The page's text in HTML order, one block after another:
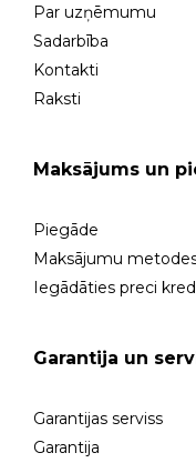
Par uzņēmumu
Sadarbība
Kontakti
Raksti
Maksājums un
Piegāde
Maksājumu
Iegādāties preci
Garantija un
Garantijas serviss
Garantija